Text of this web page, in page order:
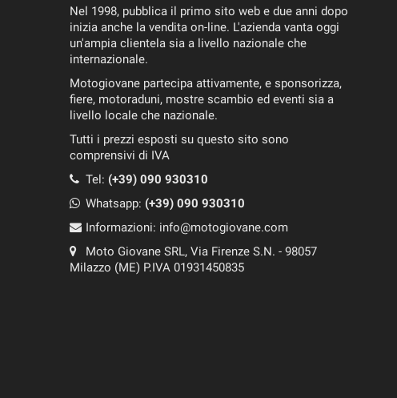
Nel 1998, pubblica il primo sito web e due anni dopo
inizia anche la vendita on-line. L'azienda vanta oggi
un'ampia clientela sia a livello nazionale che
internazionale.
Motogiovane partecipa attivamente, e sponsorizza,
fiere, motoraduni, mostre scambio ed eventi sia a
livello locale che nazionale.
Tutti i prezzi esposti su questo sito sono
comprensivi di IVA
Tel: (+39) 090 930310
Whatsapp: (+39) 090 930310
Informazioni: info@motogiovane.com
Moto Giovane SRL, Via Firenze S.N. - 98057
Milazzo (ME) P.IVA 01931450835